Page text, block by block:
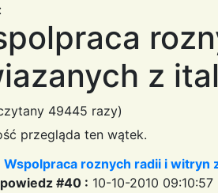
z
49445 razy)
przegląda ten wątek.
Wspolpraca roznych radii i witryn
#40 : 10-10-2010 09:10:57